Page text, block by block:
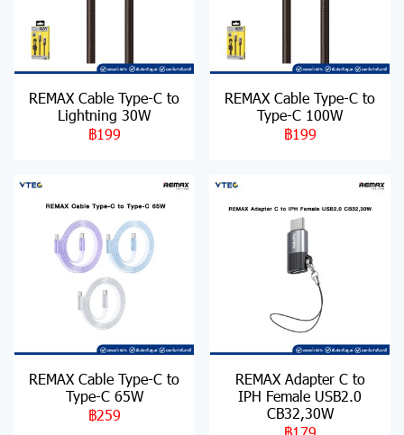
REMAX Cable Type-C to
Lightning 30W
฿199
REMAX Cable Type-C to
Type-C 100W
฿199
REMAX Cable Type-C to
Type-C 65W
฿259
REMAX Adapter C to
IPH Female USB2.0
CB32,30W